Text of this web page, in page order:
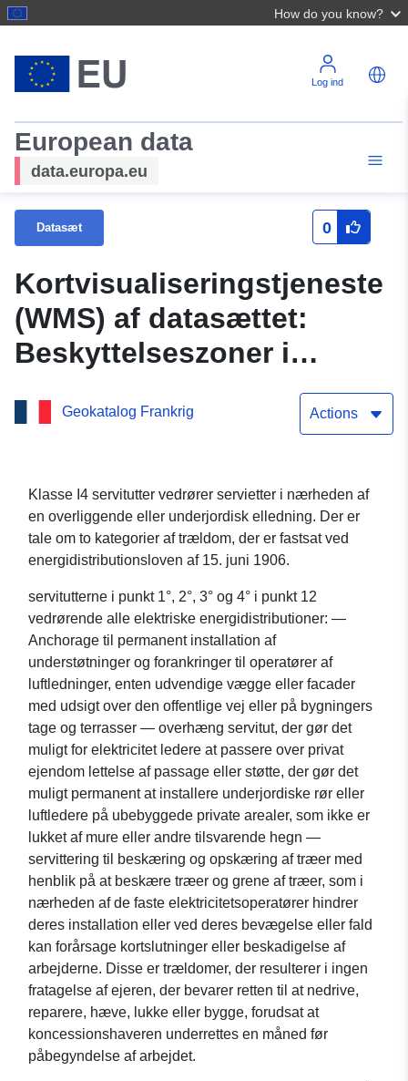
How do you know?
Log ind
European data
data.europa.eu
Datasæt 0
Kortvisualiseringstjeneste
(WMS) af datasættet:
Beskyttelseszoner i
forbindelse med klasse I4-
sele (tjener i nærheden af
underjordisk kraftledning)
i Eure-et-Loir (28)
Geokatalog Frankrig Actions
Klasse I4 servitutter vedrører servietter i nærheden af
en overliggende eller underjordisk elledning. Der er
tale om to kategorier af trældom, der er fastsat ved
energidistributionsloven af 15. juni 1906.
servitutterne i punkt 1°, 2°, 3° og 4° i punkt 12
vedrørende alle elektriske energidistributioner: —
Anchorage til permanent installation af
understøtninger og forankringer til operatører af
luftledninger, enten udvendige vægge eller facader
med udsigt over den offentlige vej eller på bygningers
tage og terrasser — overhæng servitut, der gør det
muligt for elektricitet ledere at passere over privat
ejendom lettelse af passage eller støtte, der gør det
muligt permanent at installere underjordiske rør eller
luftledere på ubebyggede private arealer, som ikke er
lukket af mure eller andre tilsvarende hegn —
servittering til beskæring og opskæring af træer med
henblik på at beskære træer og grene af træer, som i
nærheden af de faste elektricitetsoperatører hindrer
deres installation eller ved deres bevægelse eller fald
kan forårsage kortslutninger eller beskadigelse af
arbejderne. Disse er trældomer, der resulterer i ingen
fratagelse af ejeren, der bevarer retten til at nedrive,
reparere, hæve, lukke eller bygge, forudsat at
koncessionshaveren underrettes en måned før
påbegyndelse af arbejdet.